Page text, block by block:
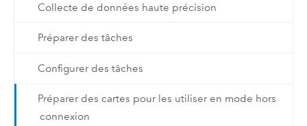
Collecte de données haute précision
Préparer des tâches
Configurer des tâches
Préparer des cartes pour les utiliser en mode hors
connexion